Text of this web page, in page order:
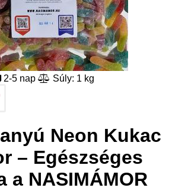
2-5 nap Súly: 1 kg
Neon Kukac
– Egészséges
a NASIMÁMOR